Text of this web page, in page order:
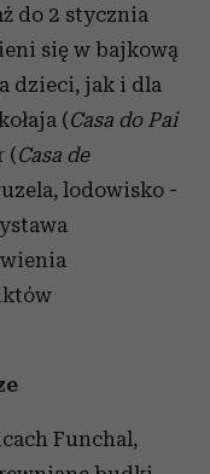
do 2 stycznia
się w bajkową
dzieci, jak i dla
(Casa do Pai
(Casa de
lodowisko -
Funchal,